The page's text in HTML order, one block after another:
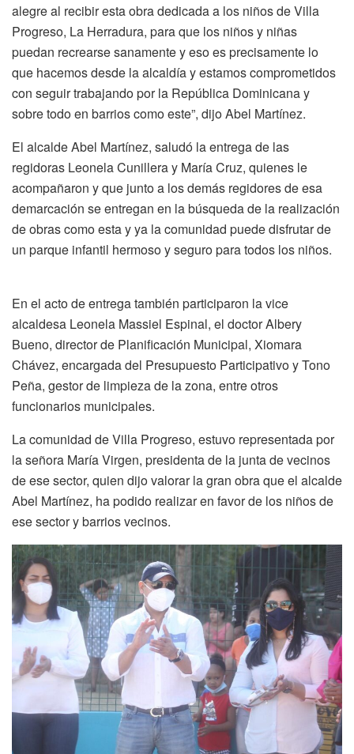
alegre al recibir esta obra dedicada a los niños de Villa
Progreso, La Herradura, para que los niños y niñas
puedan recrearse sanamente y eso es precisamente lo
que hacemos desde la alcaldía y estamos comprometidos
con seguir trabajando por la República Dominicana y
sobre todo en barrios como este”, dijo Abel Martínez.
El alcalde Abel Martínez, saludó la entrega de las
regidoras Leonela Cunillera y María Cruz, quienes le
acompañaron y que junto a los demás regidores de esa
demarcación se entregan en la búsqueda de la realización
de obras como esta y ya la comunidad puede disfrutar de
un parque infantil hermoso y seguro para todos los niños.
En el acto de entrega también participaron la vice
alcaldesa Leonela Massiel Espinal, el doctor Albery
Bueno, director de Planificación Municipal, Xiomara
Chávez, encargada del Presupuesto Participativo y Tono
Peña, gestor de limpieza de la zona, entre otros
funcionarios municipales.
La comunidad de Villa Progreso, estuvo representada por
la señora María Virgen, presidenta de la junta de vecinos
de ese sector, quien dijo valorar la gran obra que el alcalde
Abel Martínez, ha podido realizar en favor de los niños de
ese sector y barrios vecinos.